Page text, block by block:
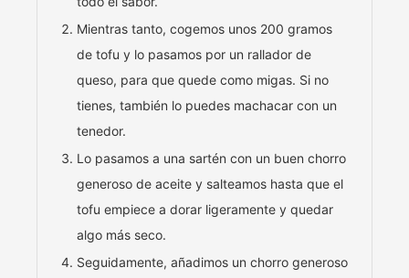
Mientras tanto, cogemos unos 200 gramos
de tofu y lo pasamos por un rallador de
queso, para que quede como migas. Si no
tienes, también lo puedes machacar con un
tenedor.
Lo pasamos a una sartén con un buen chorro
generoso de aceite y salteamos hasta que el
tofu empiece a dorar ligeramente y quedar
algo más seco.
Seguidamente, añadimos un chorro generoso